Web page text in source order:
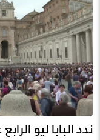
ندد البابا ليو